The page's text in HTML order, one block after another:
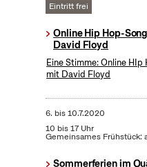
Eintritt frei
Online Hip Hop-
David Floyd
Eine Stimme: Online
mit David Floyd
6. bis10.7.2020
10 bis 17 Uhr
Gemeinsames Frühstück:
Sommerferien im